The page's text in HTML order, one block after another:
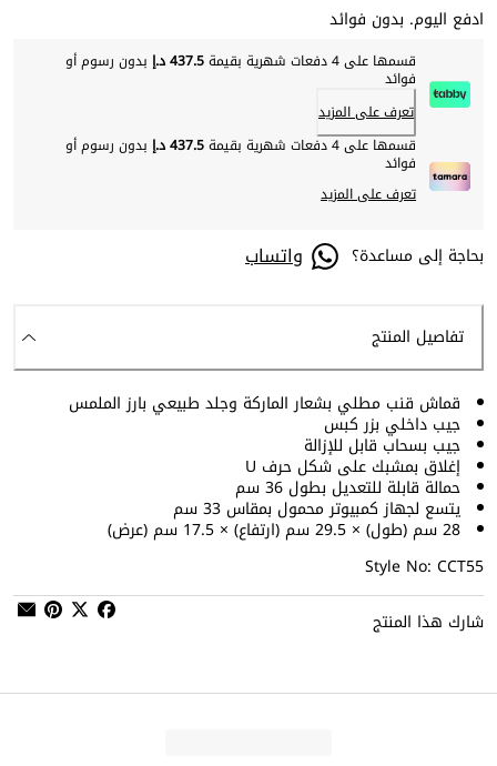
ادفع اليوم. بدون فوائد
قسمها على 4 دفعات شهرية بقيمة 437.5 د.إ بدون رسوم أو
فوائد
تعرف على المزيد
قسمها على 4 دفعات شهرية بقيمة
437.5 د.إ بدون رسوم أو
فوائد
تعرف على المزيد
بحاجة إلى مساعدة؟ واتساب
تفاصيل المنتج
قماش قنب مطلي بشعار الماركة وجلد طبيعي بارز الملمس
جيب داخلي بزر كبس
جيب بسحاب قابل للإزالة
إغلاق بمشبك على شكل حرف U
حمالة قابلة للتعديل بطول 36 سم
يتسع لجهاز كمبيوتر محمول بمقاس 33 سم
28 سم (طول) × 29.5 سم (ارتفاع) × 17.5 سم (عرض)
Style No: CCT55
شارك هذا المنتج